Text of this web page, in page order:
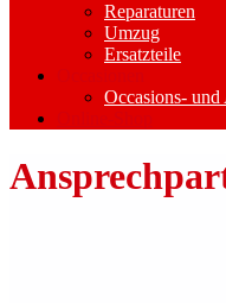
Reparaturen
Umzug
Ersatzteile
Occasions-